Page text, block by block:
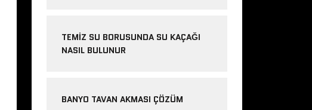
TEMIZ SU BORUSUNDA SU KAÇAĞI
NASIL BULUNUR
BANYO TAVAN AKMASI ÇÖZÜM